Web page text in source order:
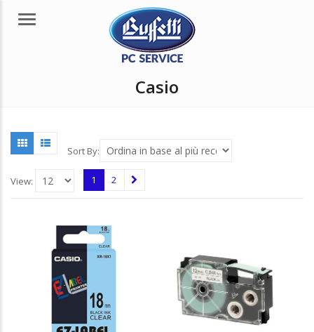
Menu
Casio
Sort By:
View: 1 2